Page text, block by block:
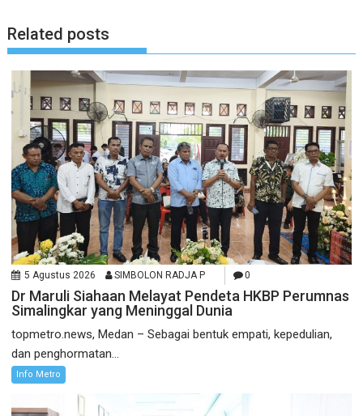
Related posts
5 Agustus 2026 SIMBOLON RADJA P 0
Dr Maruli Siahaan Melayat Pendeta HKBP Perumnas
Simalingkar yang Meninggal Dunia
topmetro.news, Medan – Sebagai bentuk empati, kepedulian,
dan penghormatan...
Info Metro